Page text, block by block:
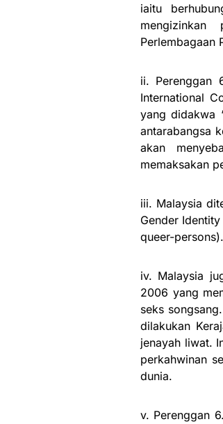
iaitu
mengizinkan
Perlembagaan
ii. Perenggan
International
yang didakwa
antarabangsa
akan
memaksakan
iii. Malaysia
Gender
queer-persons).
iv. Malaysia
2006 yang
seks
dilakukan
jenayah liwat.
perkahwinan
dunia.
v. Perenggan